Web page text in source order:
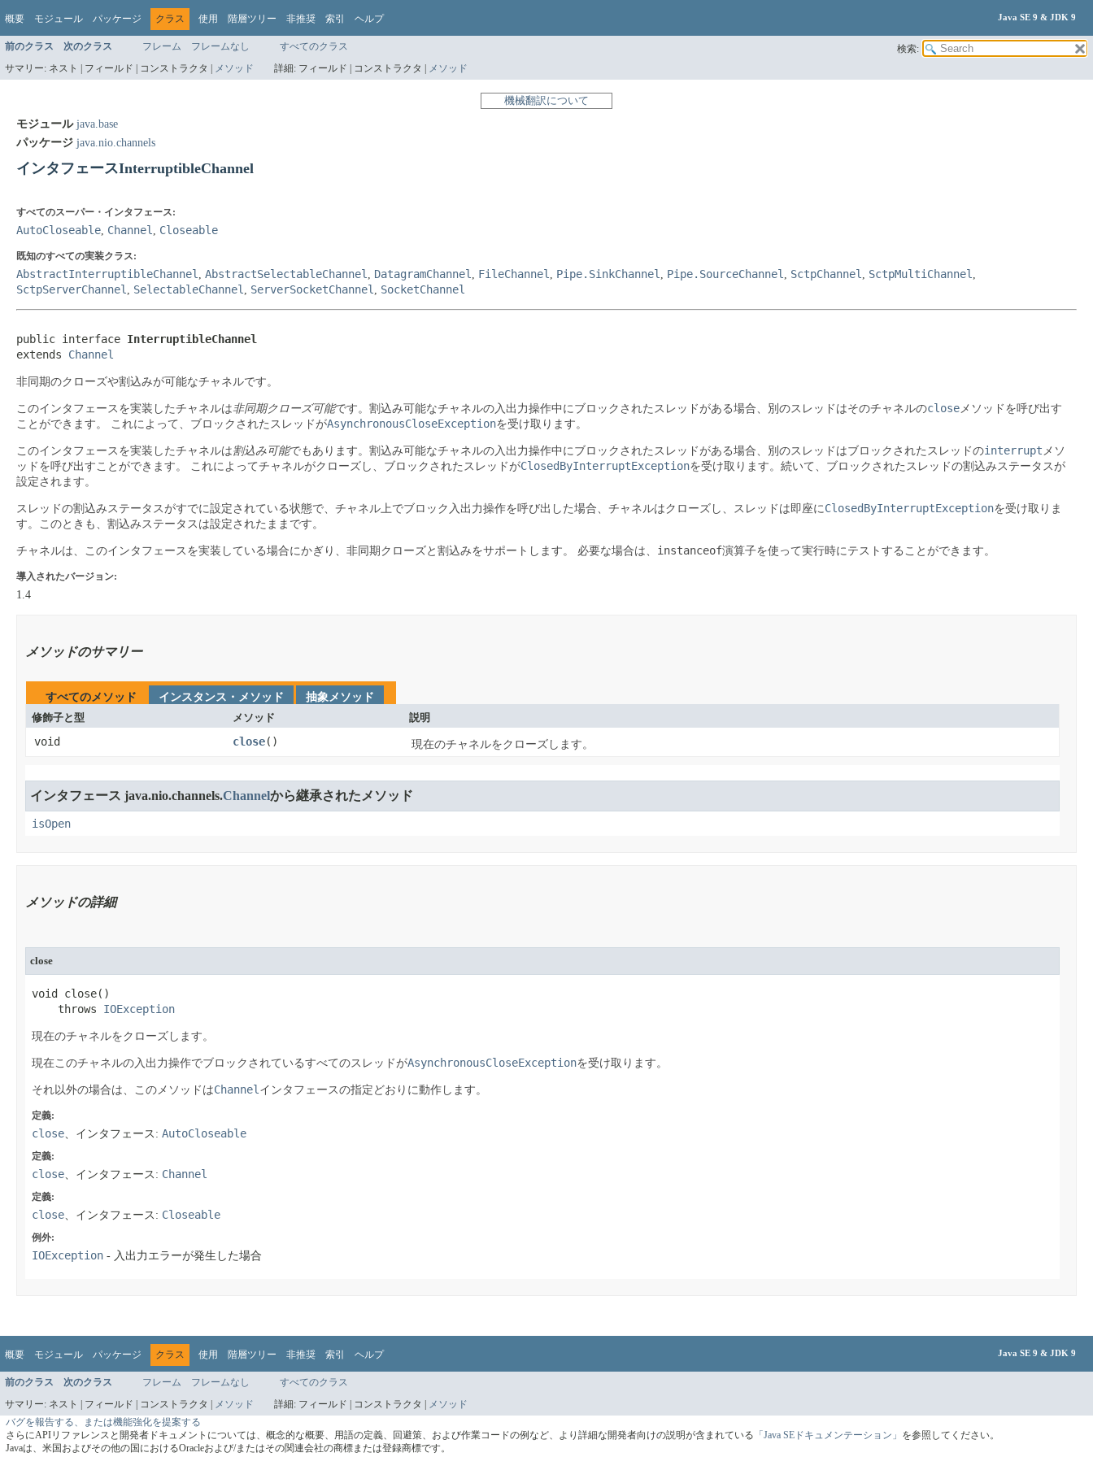
概要 モジュール パッケージ クラス 使用 階層ツリー 非推奨 索引 ヘルプ Java SE 9 & JDK 9
前のクラス 次のクラス フレーム フレームなし すべてのクラス
検索:
サマリー: ネスト | フィールド | コンストラクタ | メソッド 詳細: フィールド | コンストラクタ | メソッド
機械翻訳について
モジュール java.base
パッケージ java.nio.channels
インタフェースInterruptibleChannel
すべてのスーパー・インタフェース:
AutoCloseable, Channel , Closeable
既知のすべての実装クラス:
AbstractInterruptibleChannel , AbstractSelectableChannel , DatagramChannel , FileChannel , Pipe.SinkChannel , Pipe.SourceChannel , SctpChannel , SctpMultiChannel ,
SctpServerChannel , SelectableChannel , ServerSocketChannel , SocketChannel
public interface InterruptibleChannel
extends Channel
非同期のクローズや割込みが可能なチャネルです。
このインタフェースを実装したチャネルは非同期クローズ可能です。割込み可能なチャネルの入出力操作中にブロックされたスレッドがある場合、別のスレッドはそのチャネルのcloseメソッドを呼び出す
ことができます。
これによって、ブロックされたスレッドがAsynchronousCloseExceptionを受け取ります。
このインタフェースを実装したチャネルは割込み可能でもあります。割込み可能なチャネルの入出力操作中にブロックされたスレッドがある場合、別のスレッドはブロックされたスレッドのinterrupt メソ
ッドを呼び出すことができます。
これによってチャネルがクローズし、ブロックされたスレッドがClosedByInterruptExceptionを受け取ります。続いて、ブロックされたスレッドの割込みステータスが
設定されます。
スレッドの割込みステータスがすでに設定されている状態で、チャネル上でブロック入出力操作を呼び出した場合、チャネルはクローズし、スレッドは即座にClosedByInterruptExceptionを受け取りま
す。このときも、割込みステータスは設定されたままです。
チャネルは、このインタフェースを実装している場合にかぎり、非同期クローズと割込みをサポートします。 必要な場合は、 instanceof演算子を使って実行時にテストすることができます。
導入されたバージョン:
1.4
メソッドのサマリー
すべてのメソッド インスタンス・メソッド
抽象メソッド
修飾子と型
メソッド 説明
void close​() 現在のチャネルをクローズします。
インタフェース java.nio.channels.Channelから継承されたメソッド
isOpen
メソッドの詳細
close
void close​()
    throws
IOException
現在のチャネルをクローズします。
現在このチャネルの入出力操作でブロックされているすべてのスレッドがAsynchronousCloseExceptionを受け取ります。
それ以外の場合は、このメソッドはChannel インタフェースの指定どおりに動作します。
定義:
close、インタフェース: AutoCloseable
定義:
close、インタフェース: Channel
定義:
close、インタフェース: Closeable
例外:
IOException - 入出力エラーが発生した場合
概要 モジュール パッケージ クラス 使用 階層ツリー 非推奨 索引 ヘルプ Java SE 9 & JDK 9
前のクラス 次のクラス フレーム フレームなし
すべてのクラス
サマリー: ネスト | フィールド | コンストラクタ | メソッド 詳細: フィールド | コンストラクタ | メソッド
バグを報告する、または機能強化を提案する
さらにAPIリファレンスと開発者ドキュメントについては、概念的な概要、用語の定義、回避策、および作業コードの例など、より詳細な開発者向けの説明が含まれている 「Java SEドキュメンテーション」 を参照してください。
Javaは、米国およびその他の国におけるOracleおよび/またはその関連会社の商標または登録商標です。